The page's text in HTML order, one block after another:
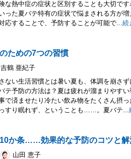
な熱中症の症状と区別することも大切で
った夏バテ特有の症状で悩まされる方が
応することで、予防することが可能で...続
ための7つの習慣
吉鶴 亜紀子
ない生活習慣とは暑い夏も、体調を崩さ
テ予防の方法は？夏は疲れが溜まりやす
で済ませたり冷たい飲み物をたくさん摂
すり眠れず、ということも……。夏バテ...
か条……効果的な予防のコツと解
山田 恵子